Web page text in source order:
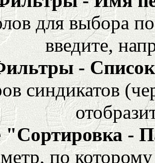
для выбора
введите,
-
синдикатов
"Сортировка -
по